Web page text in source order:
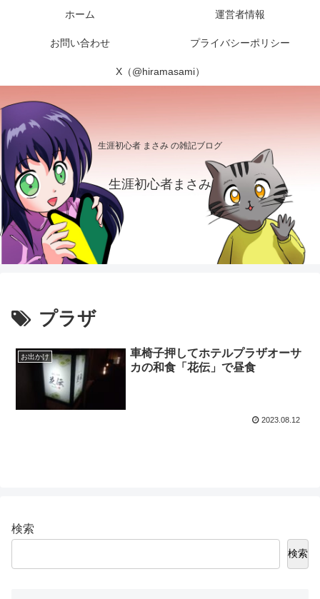
生涯初心者 まさみ の雑記ブログ
生涯初心者まさみ
ホーム 運営者情報
お問い合わせ プライバシーポリシー
X（@hiramasami）
プラザ
お出かけ
車椅子押してホテルプラザオーサ
カの和食「花伝」で昼食
2023.08.12
検索
検索